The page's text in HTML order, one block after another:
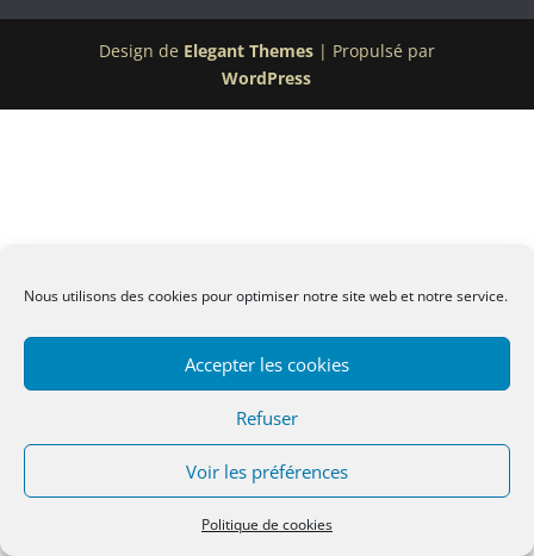
Nous utilisons des cookies pour optimiser notre site web et notre service.
Accepter les cookies
Refuser
Voir les préférences
Politique de cookies
Design de Elegant Themes| Propulsé par
WordPress